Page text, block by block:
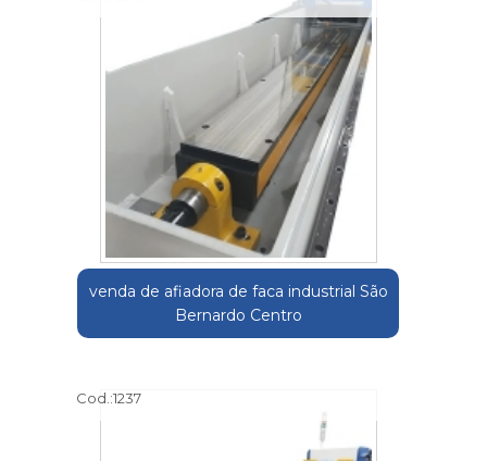
venda de afiadora de faca industrial São
Bernardo Centro
Cod.:1237